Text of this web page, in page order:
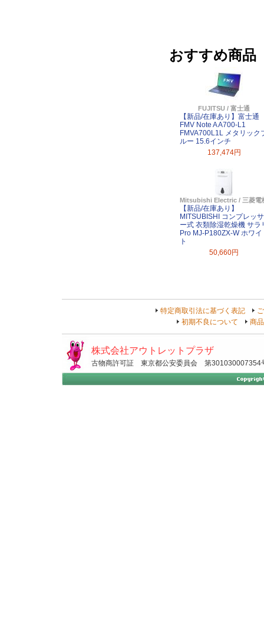
おすすめ商品
FUJITSU / 富士通
【新品/在庫あり】富士通
FMV Note A A700-L1
FMVA700L1L メタリック
ルー 15.6インチ
137,474円
Mitsubishi Electric / 三菱電
【新品/在庫あり】
MITSUBISHI コンプレッサ
ー式 衣類除湿乾燥機 サラ
Pro MJ-P180ZX-W ホワイ
ト
50,660円
特定商取引法に基づく表記
初期不良について
商
株式会社アウトレットプラザ
古物商許可証 東京都公安委員会 第301030007354